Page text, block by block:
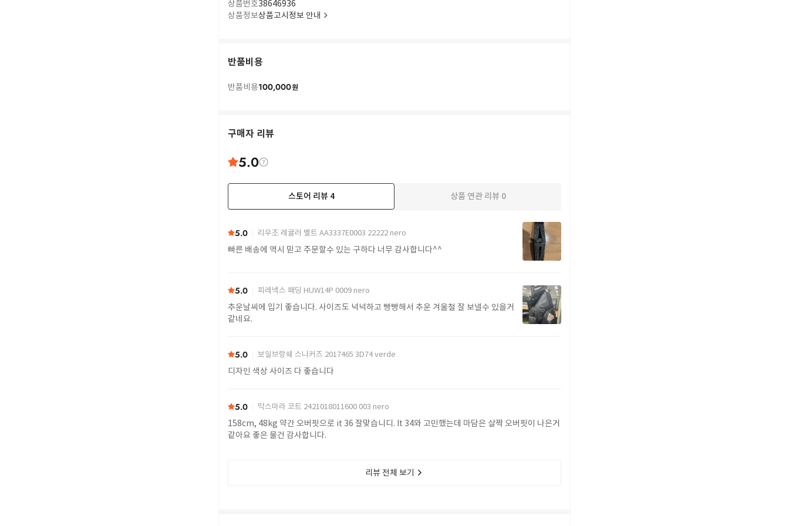
상품번호38646936
상품정보상품고시정보 안내
반품비용
반품비용100,000원
구매자 리뷰
5.0
스토어 리뷰 4 상품 연관 리뷰 0
5.0 리우조 레귤러 벨트 AA3337E0003 22222 nero
빠른 배송에 역시 믿고 주문할수 있는 구하다 너무 감사합니다^^
5.0 피레넥스 패딩 HUW14P 0009 nero
추운날씨에 입기 좋습니다. 사이즈도 넉넉하고 빵빵해서 추운 겨울철 잘 보낼수 있을거
같네요.
5.0 보일브랑쉐 스니커즈 2017465 3D74 verde
디자인 색상 사이즈 다 좋습니다
5.0 막스마라 코트 2421018011600 003 nero
158cm, 48kg 약간 오버핏으로 it 36 잘맞습니디. It 34와 고민했는데 마담은 살짝 오버핏이 나은거
같아요 좋은 물건 감사합니다.
리뷰 전체 보기